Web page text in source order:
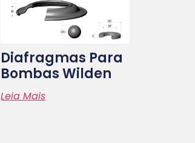
Diafragmas Para
Bombas Wilden
Leia Mais